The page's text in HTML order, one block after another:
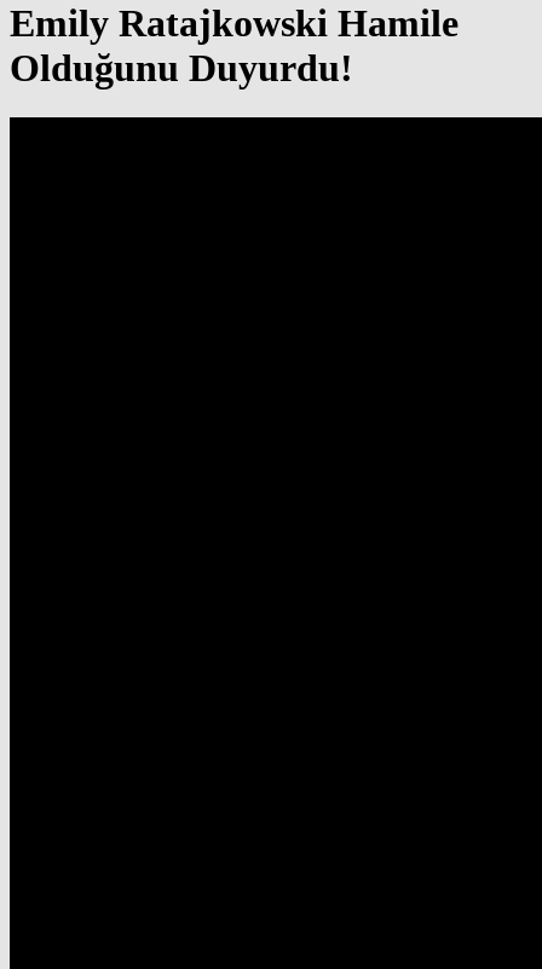
Emily Ratajkowski Hamile
Olduğunu Duyurdu!